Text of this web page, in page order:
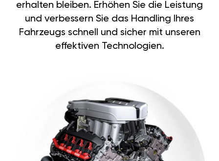
erhalten bleiben. Erhöhen Sie die Leistung
und verbessern Sie das Handling Ihres
Fahrzeugs schnell und sicher mit unseren
effektiven Technologien.